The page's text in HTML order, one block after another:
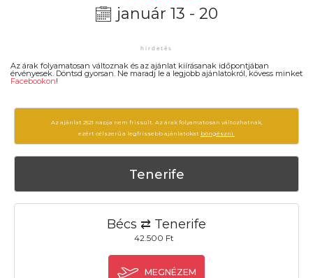
január 13 - 20
Az árak folyamatosan változnak és az ajánlat kiírásanak időpontjában
érvényesek. Döntsd gyorsan. Ne maradj le a legjobb ajánlatokról, kövess minket
Facebookon!
Az ajánlat 2521 napja nem frissült. Az árak folyamatosan változhatnak,
ezért célszerű a legfrissebb ajánlatokat böngészni.
Tenerife
Bécs ⇄ Tenerife
42.500 Ft
MEGNÉZEM